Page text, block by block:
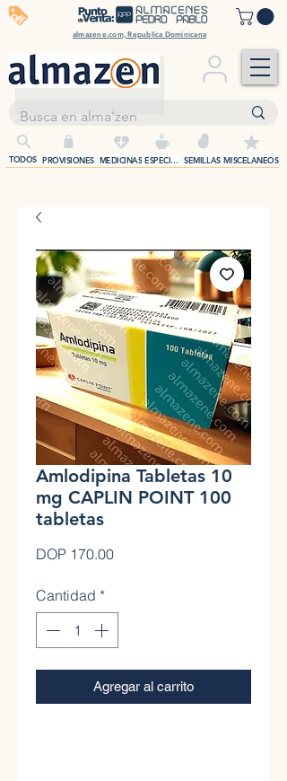
almazene.com, Republica Dominicana
off
+
PROVISIONES MEDICINAS SEMILLAS
ESPECIAS MISCELANEOS
TODOS
Amlodipina Tabletas 10
mg CAPLIN POINT 100
tabletas
DOP 170.00Precio
Cantidad *
Agregar al carrito